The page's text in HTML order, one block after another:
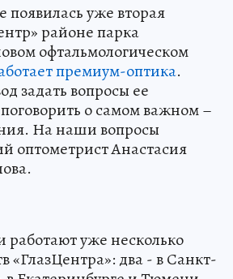
появилась уже вторая
районе парка
офтальмологическом
премиум-оптика.
задать вопросы ее
о самом важном –
На наши вопросы
оптометрист Анастасия
работают уже несколько
«ГлазЦентра»: два - в Санкт-